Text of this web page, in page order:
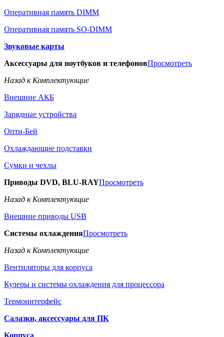
Оперативная память DIMM
Оперативная память SO-DIMM
Звуковые карты
Аксессуары для ноутбуков и телефоновПросмотреть
Назад к Комплектующие
Внешние АКБ
Зарядные устройства
Опти-Бей
Охлаждающие подставки
Сумки и чехлы
Приводы DVD, BLU-RAYПросмотреть
Назад к Комплектующие
Внешние приводы USB
Системы охлажденияПросмотреть
Назад к Комплектующие
Вентиляторы для корпуса
Кулеры и системы охлаждения для процессора
Термоинтерфейс
Салазки, аксессуары для ПК
Корпуса